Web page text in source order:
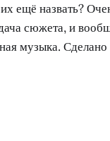
ещё назвать?
сюжета, и
музыка.